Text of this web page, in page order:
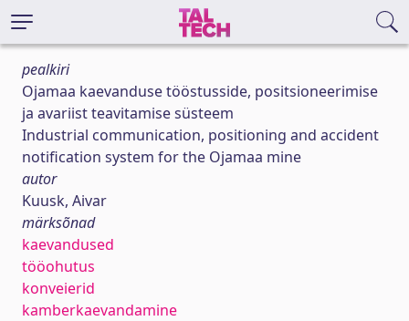
pealkiri
Ojamaa kaevanduse tööstusside, positsioneerimise
ja avariist teavitamise süsteem
Industrial communication, positioning and accident
notification system for the Ojamaa mine
autor
Kuusk, Aivar
märksõnad
kaevandused
tööohutus
konveierid
kamberkaevandamine